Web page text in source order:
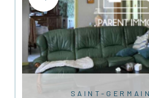
SAINT-GERMAIN-BEAUPRÉ